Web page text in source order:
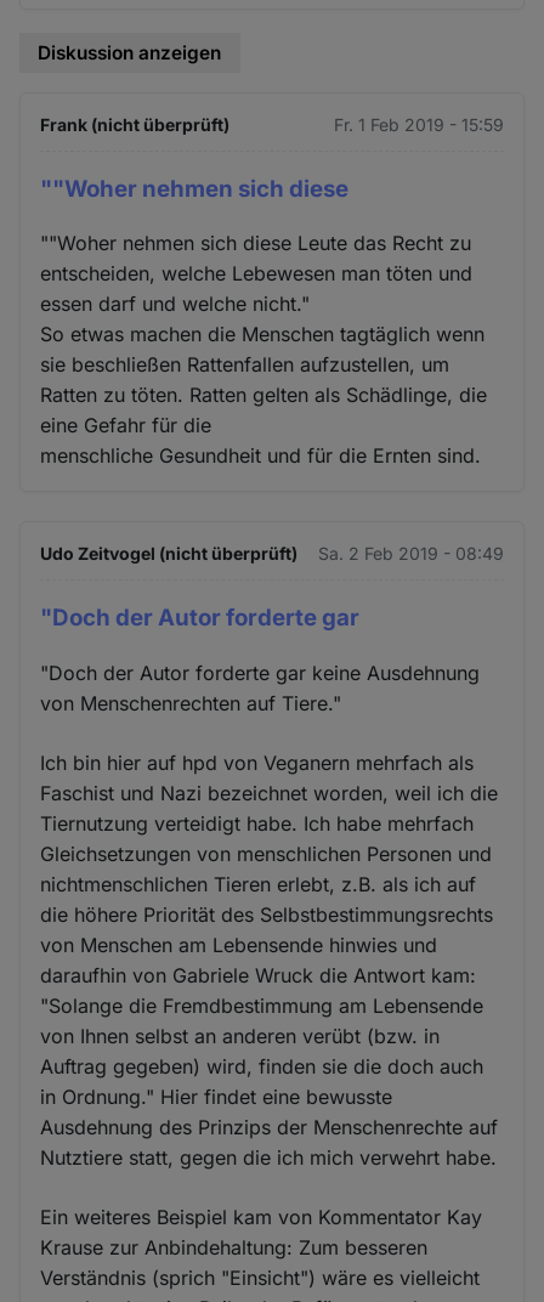
Diskussion anzeigen
Frank (nicht überprüft) Fr. 1 Feb 2019 - 15:59
""Woher nehmen sich diese
""Woher nehmen sich diese Leute das Recht zu
entscheiden, welche Lebewesen man töten und
essen darf und welche nicht."
So etwas machen die Menschen tagtäglich wenn
sie beschließen Rattenfallen aufzustellen, um
Ratten zu töten. Ratten gelten als Schädlinge, die
eine Gefahr für die
menschliche Gesundheit und für die Ernten sind.
Udo Zeitvogel (nicht überprüft) Sa. 2 Feb 2019 - 08:49
"Doch der Autor forderte gar
"Doch der Autor forderte gar keine Ausdehnung
von Menschenrechten auf Tiere."
Ich bin hier auf hpd von Veganern mehrfach als
Faschist und Nazi bezeichnet worden, weil ich die
Tiernutzung verteidigt habe. Ich habe mehrfach
Gleichsetzungen von menschlichen Personen und
nichtmenschlichen Tieren erlebt, z.B. als ich auf
die höhere Priorität des Selbstbestimmungsrechts
von Menschen am Lebensende hinwies und
daraufhin von Gabriele Wruck die Antwort kam:
"Solange die Fremdbestimmung am Lebensende
von Ihnen selbst an anderen verübt (bzw. in
Auftrag gegeben) wird, finden sie die doch auch
in Ordnung." Hier findet eine bewusste
Ausdehnung des Prinzips der Menschenrechte auf
Nutztiere statt, gegen die ich mich verwehrt habe.
Ein weiteres Beispiel kam von Kommentator Kay
Krause zur Anbindehaltung: Zum besseren
Verständnis (sprich "Einsicht") wäre es vielleicht